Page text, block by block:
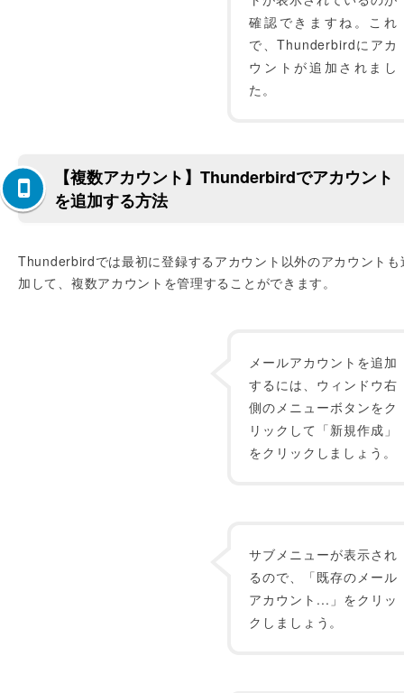
確認できますね。これ
で、Thunderbirdにアカ
ウントが追加されまし
た。
【複数アカウント】Thunderbirdでアカウント
を追加する方法
Thunderbirdでは最初に登録するアカウント以外のアカウントも
加して、複数アカウントを管理することができます。
メールアカウントを追加
するには、ウィンドウ右
側のメニューボタンをク
リックして「新規作成」
をクリックしましょう。
サブメニューが表示され
るので、「既存のメール
アカウント...」をクリッ
クしましょう。